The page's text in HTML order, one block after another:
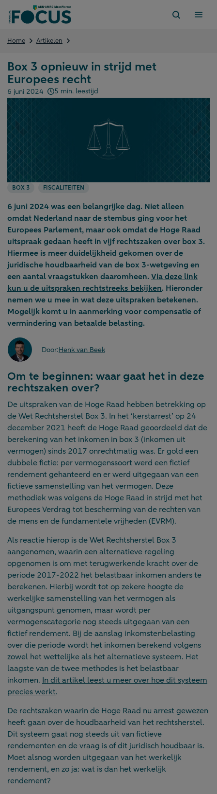
naar
Home Artikelen
in
strijd
met
Europees
Box 3 opnieuw in strijd met
Europees recht
Gepubliceerd op:
6 juni 2024 5 min. leestijd
BOX 3 FISCALITEITEN
6 juni 2024 was een belangrijke dag. Niet alleen
omdat Nederland naar de stembus ging voor het
Europees Parlement, maar ook omdat de Hoge Raad
uitspraak gedaan heeft in vijf rechtszaken over box 3.
Hiermee is meer duidelijkheid gekomen over de
juridische houdbaarheid van de box 3-wetgeving en
een aantal vraagstukken daaromheen. Via deze link
kun u de uitspraken rechtstreeks bekijken. Hieronder
nemen we u mee in wat deze uitspraken betekenen.
Mogelijk komt u in aanmerking voor compensatie of
vermindering van betaalde belasting.
Door:Henk van Beek
Om te beginnen: waar gaat het in deze
rechtszaken over?
De uitspraken van de Hoge Raad hebben betrekking op
de Wet Rechtsherstel Box 3. In het ‘kerstarrest’ op 24
december 2021 heeft de Hoge Raad geoordeeld dat de
berekening van het inkomen in box 3 (inkomen uit
vermogen) sinds 2017 onrechtmatig was. Er gold een
dubbele fictie: per vermogenssoort werd een fictief
rendement gehanteerd en er werd uitgegaan van een
fictieve samenstelling van het vermogen. Deze
methodiek was volgens de Hoge Raad in strijd met het
Europees Verdrag tot bescherming van de rechten van
de mens en de fundamentele vrijheden (EVRM).
Als reactie hierop is de Wet Rechtsherstel Box 3
aangenomen, waarin een alternatieve regeling
opgenomen is om met terugwerkende kracht over de
periode 2017-2022 het belastbaar inkomen anders te
berekenen. Hierbij wordt tot op zekere hoogte de
werkelijke samenstelling van het vermogen als
uitgangspunt genomen, maar wordt per
vermogenscategorie nog steeds uitgegaan van een
fictief rendement. Bij de aanslag inkomstenbelasting
over die periode wordt het inkomen berekend volgens
zowel het wettelijke als het alternatieve systeem. Het
laagste van de twee methodes is het belastbaar
inkomen. In dit artikel leest u meer over hoe dit systeem
precies werkt.
De rechtszaken waarin de Hoge Raad nu arrest gewezen
heeft gaan over de houdbaarheid van het rechtsherstel.
Dit systeem gaat nog steeds uit van fictieve
rendementen en de vraag is of dit juridisch houdbaar is.
Moet alsnog worden uitgegaan van het werkelijk
rendement, en zo ja: wat is dan het werkelijk
rendement?